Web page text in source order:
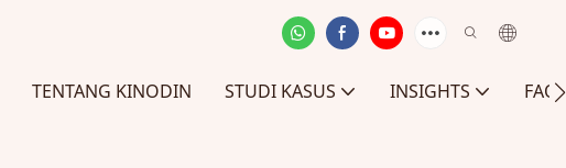
TENTANG KINODIN STUDI KASUS INSIGHTS FAQ